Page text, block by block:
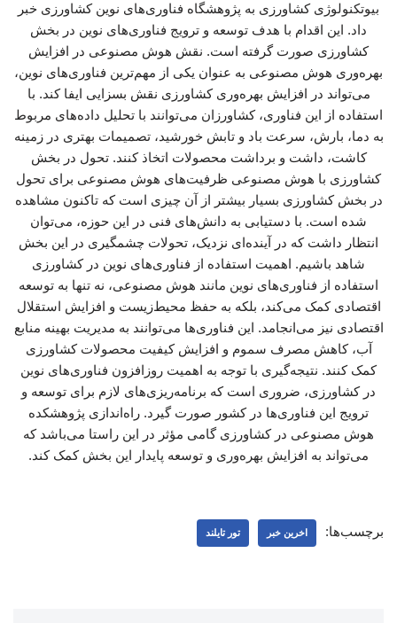
بیوتکنولوژی کشاورزی به پژوهشگاه فناوری‌های نوین کشاورزی خبر
داد. این اقدام با هدف توسعه و ترویج فناوری‌های نوین در بخش
کشاورزی صورت گرفته است. نقش هوش مصنوعی در افزایش
بهره‌وری هوش مصنوعی به عنوان یکی از مهم‌ترین فناوری‌های نوین،
می‌تواند در افزایش بهره‌وری کشاورزی نقش بسزایی ایفا کند. با
استفاده از این فناوری، کشاورزان می‌توانند با تحلیل داده‌های مربوط
به دما، بارش، سرعت باد و تابش خورشید، تصمیمات بهتری در زمینه
کاشت، داشت و برداشت محصولات اتخاذ کنند. تحول در بخش
کشاورزی با هوش مصنوعی ظرفیت‌های هوش مصنوعی برای تحول
در بخش کشاورزی بسیار بیشتر از آن چیزی است که تاکنون مشاهده
شده است. با دستیابی به دانش‌های فنی در این حوزه، می‌توان
انتظار داشت که در آینده‌ای نزدیک، تحولات چشمگیری در این بخش
شاهد باشیم. اهمیت استفاده از فناوری‌های نوین در کشاورزی
استفاده از فناوری‌های نوین مانند هوش مصنوعی، نه تنها به توسعه
اقتصادی کمک می‌کند، بلکه به حفظ محیط‌زیست و افزایش استقلال
اقتصادی نیز می‌انجامد. این فناوری‌ها می‌توانند به مدیریت بهینه منابع
آب، کاهش مصرف سموم و افزایش کیفیت محصولات کشاورزی
کمک کنند. نتیجه‌گیری با توجه به اهمیت روزافزون فناوری‌های نوین
در کشاورزی، ضروری است که برنامه‌ریزی‌های لازم برای توسعه و
ترویج این فناوری‌ها در کشور صورت گیرد. راه‌اندازی پژوهشکده
هوش مصنوعی در کشاورزی گامی مؤثر در این راستا می‌باشد که
می‌تواند به افزایش بهره‌وری و توسعه پایدار این بخش کمک کند.
برچسب‌ها: اخرین خبر تور تایلند